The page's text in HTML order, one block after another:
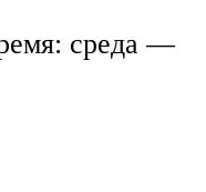
среда —